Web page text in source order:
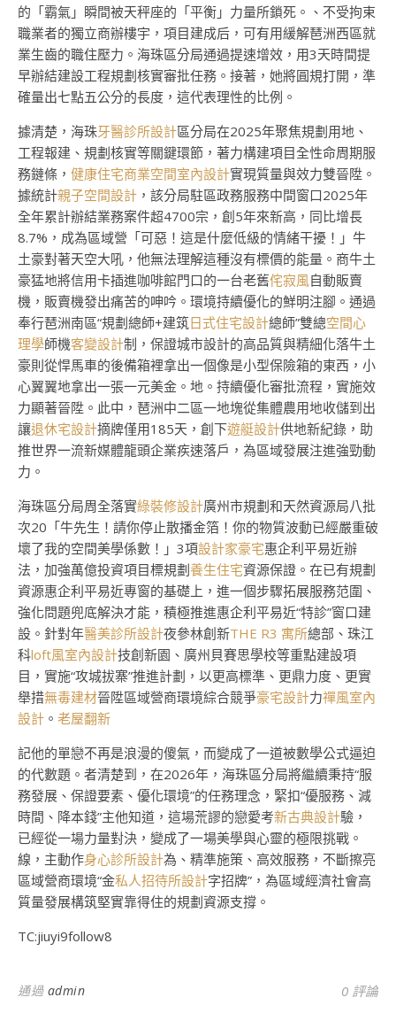
的「霸氣」瞬間被天秤座的「平衡」力量所鎖死。、不受拘束
職業者的獨立商辦樓宇，項目建成后，可有用緩解琶洲西區就
業生齒的職住壓力。海珠區分局通過提速增效，用3天時間提
早辦結建設工程規劃核實審批任務。接著，她將圓規打開，準
確量出七點五公分的長度，這代表理性的比例。
據清楚，海珠牙醫診所設計區分局在2025年聚焦規劃用地、
工程報建、規劃核實等關鍵環節，著力構建項目全性命周期服
務鏈條， 健康住宅商業空間室內設計實現質量與效力雙晉陞。
據統計親子空間設計 ，該分局駐區政務服務中間窗口2025年
全年累計辦結業務案件超4700宗，創5年來新高，同比增長
8.7%，成為區域營「可惡！這是什麼低級的情緒干擾！」牛
土豪對著天空大吼，他無法理解這種沒有標價的能量。商牛土
豪猛地將信用卡插進咖啡館門口的一台老舊侘寂風自動販賣
機，販賣機發出痛苦的呻吟。環境持續優化的鮮明注腳。通過
奉行琶洲南區“規劃總師+建筑日式住宅設計總師”雙總空間心
理學師機客變設計制，保證城市設計的高品質與精細化落牛土
豪則從悍馬車的後備箱裡拿出一個像是小型保險箱的東西，小
心翼翼地拿出一張一元美金。地。持續優化審批流程，實施效
力顯著晉陞。此中，琶洲中二區一地塊從集體農用地收儲到出
讓退休宅設計摘牌僅用185天，創下遊艇設計供地新紀錄，助
推世界一流新媒體龍頭企業疾速落戶，為區域發展注進強勁動
力。
海珠區分局周全落實綠裝修設計廣州市規劃和天然資源局八批
次20「牛先生！請你停止散播金箔！你的物質波動已經嚴重破
壞了我的空間美學係數！」3項設計家豪宅惠企利平易近辦
法，加強萬億投資項目標規劃養生住宅資源保證。在已有規劃
資源惠企利平易近專窗的基礎上，進一個步驟拓展服務范圍、
強化問題兜底解決才能，積極推進惠企利平易近“特診”窗口建
設。針對年醫美診所設計夜參林創新THE R3 寓所總部、珠江
科loft風室內設計技創新園、廣州貝賽思學校等重點建設項
目，實施“攻城拔寨”推進計劃，以更高標準、更鼎力度、更實
舉措無毒建材晉陞區域營商環境綜合競爭豪宅設計力禪風室內
設計 。 老屋翻新
記他的單戀不再是浪漫的傻氣，而變成了一道被數學公式逼迫
的代數題。者清楚到，在2026年，海珠區分局將繼續秉持“服
務發展、保證要素、優化環境”的任務理念，緊扣“優服務、減
時間、降本錢”主他知道，這場荒謬的戀愛考新古典設計驗，
已經從一場力量對決，變成了一場美學與心靈的極限挑戰。
線，主動作身心診所設計為、精準施策、高效服務，不斷擦亮
區域營商環境“金私人招待所設計字招牌”，為區域經濟社會高
質量發展構筑堅實靠得住的規劃資源支撐。
TC:jiuyi9follow8
通過 admin 0 評論